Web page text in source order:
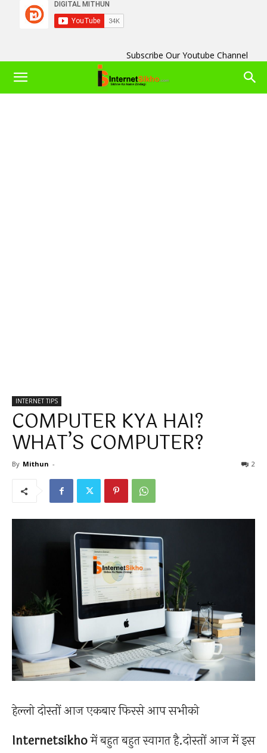
Subscribe Our Youtube Channel
INTERNET TIPS
COMPUTER KYA HAI?
WHAT’S COMPUTER?
By Mithun - 2
हेल्लो दोस्तों आज एकबार फिरसे आप सभीको
Internetsikhoमें बहुत बहुत स्वागत है.दोस्तों आज में इस